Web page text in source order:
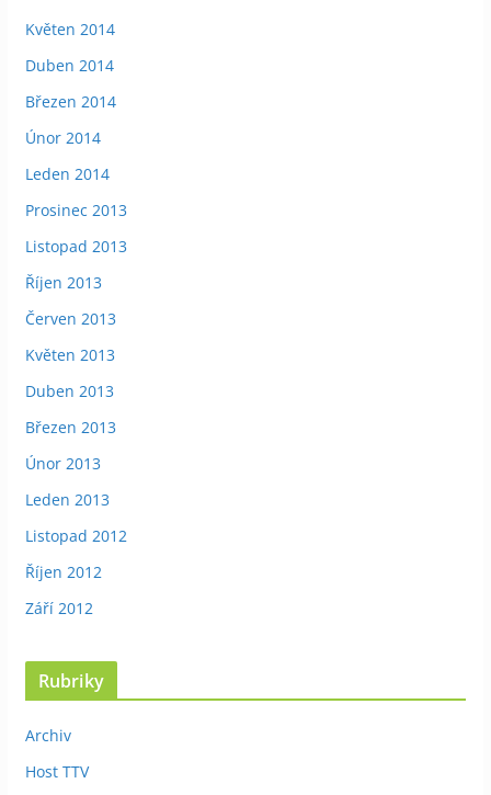
Květen 2014
Duben 2014
Březen 2014
Únor 2014
Leden 2014
Prosinec 2013
Listopad 2013
Říjen 2013
Červen 2013
Květen 2013
Duben 2013
Březen 2013
Únor 2013
Leden 2013
Listopad 2012
Říjen 2012
Září 2012
Rubriky
Archiv
Host TTV